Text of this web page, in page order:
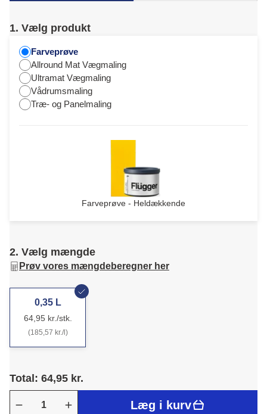
1. Vælg produkt
Farveprøve
Allround Mat Vægmaling
Ultramat Vægmaling
Vådrumsmaling
Træ- og Panelmaling
Farveprøve - Heldækkende
2. Vælg mængde
Prøv vores mængdeberegner her
0,35 L
64,95 kr./stk.
(185,57 kr./l)
Total: 64,95 kr.
Læg i kurv